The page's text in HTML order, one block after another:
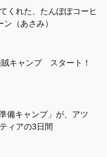
くれた、たんぽぽコーヒ
（あさみ）
賊キャンプ スタート！
備キャンプ」が、アツ
ィアの3日間